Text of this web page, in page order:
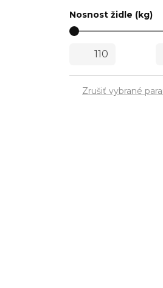
Nosnost židle (kg)
Zrušiť vybrané